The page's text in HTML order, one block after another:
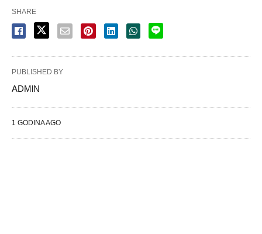
SHARE
PUBLISHED BY
ADMlN
1 GODINA AGO